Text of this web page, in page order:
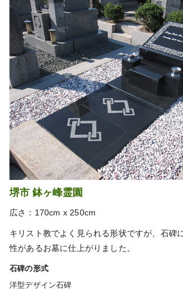
堺市 鉢ヶ峰霊園
広さ：170cm x 250cm
キリスト教でよく見られる形状ですが、石碑
性があるお墓に仕上がりました。
石碑の形式
洋型デザイン石碑